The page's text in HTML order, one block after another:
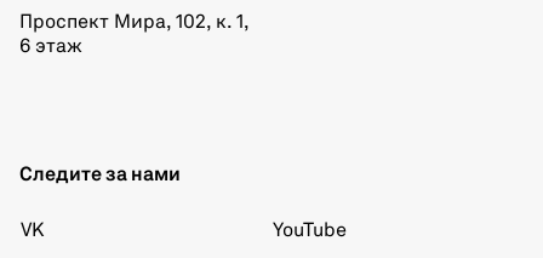
Проспект Мира, 102, к. 1,
6 этаж
Следите за нами
VK
YouTube